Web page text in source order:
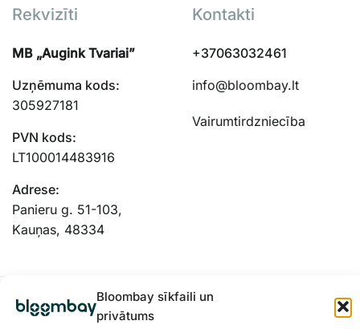
Bloombay sīkfaili un
privātums
Rekvizīti
MB „Augink Tvariai”
Uzņēmuma kods:
305927181
PVN kods:
LT100014483916
Adrese:
Panieru g. 51-103,
Kauņas, 48334
Kontakti
+37063032461
info@bloombay.lt
Vairumtirdzniecība